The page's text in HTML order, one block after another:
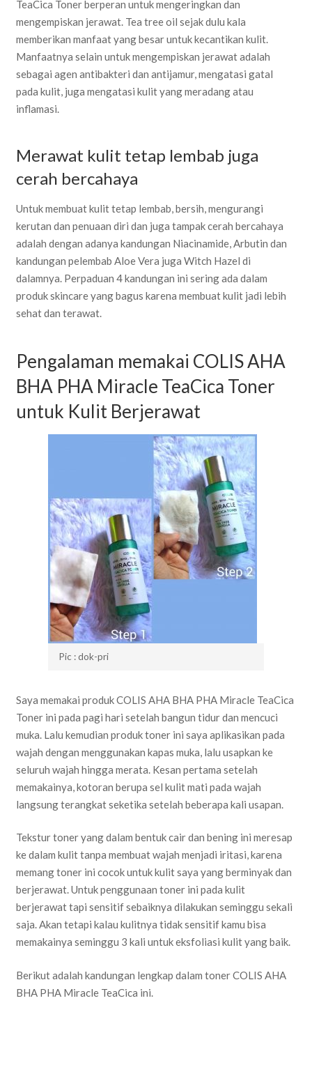
TeaCica Toner berperan untuk mengeringkan dan
mengempiskan jerawat. Tea tree oil sejak dulu kala
memberikan manfaat yang besar untuk kecantikan kulit.
Manfaatnya selain untuk mengempiskan jerawat adalah
sebagai agen antibakteri dan antijamur, mengatasi gatal
pada kulit, juga mengatasi kulit yang meradang atau
inflamasi.
Merawat kulit tetap lembab juga
cerah bercahaya
Untuk membuat kulit tetap lembab, bersih, mengurangi
kerutan dan penuaan diri dan juga tampak cerah bercahaya
adalah dengan adanya kandungan Niacinamide, Arbutin dan
kandungan pelembab Aloe Vera juga Witch Hazel di
dalamnya. Perpaduan 4 kandungan ini sering ada dalam
produk skincare yang bagus karena membuat kulit jadi lebih
sehat dan terawat.
Pengalaman memakai COLIS AHA
BHA PHA Miracle TeaCica Toner
untuk Kulit Berjerawat
Pic : dok-pri
Saya memakai produk COLIS AHA BHA PHA Miracle TeaCica
Toner ini pada pagi hari setelah bangun tidur dan mencuci
muka. Lalu kemudian produk toner ini saya aplikasikan pada
wajah dengan menggunakan kapas muka, lalu usapkan ke
seluruh wajah hingga merata. Kesan pertama setelah
memakainya, kotoran berupa sel kulit mati pada wajah
langsung terangkat seketika setelah beberapa kali usapan.
Tekstur toner yang dalam bentuk cair dan bening ini meresap
ke dalam kulit tanpa membuat wajah menjadi iritasi, karena
memang toner ini cocok untuk kulit saya yang berminyak dan
berjerawat. Untuk penggunaan toner ini pada kulit
berjerawat tapi sensitif sebaiknya dilakukan seminggu sekali
saja. Akan tetapi kalau kulitnya tidak sensitif kamu bisa
memakainya seminggu 3 kali untuk eksfoliasi kulit yang baik.
Berikut adalah kandungan lengkap dalam toner COLIS AHA
BHA PHA Miracle TeaCica ini.